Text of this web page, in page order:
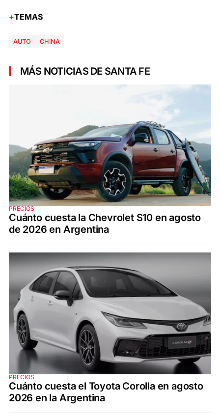
TEMAS
AUTO CHINA
MÁS NOTICIAS DE SANTA FE
PRECIOS
Cuánto cuesta la Chevrolet S10 en agosto
de 2026 en Argentina
PRECIOS
Cuánto cuesta el Toyota Corolla en agosto
2026 en la Argentina